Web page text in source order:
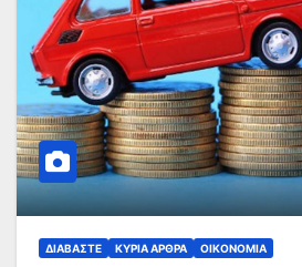
ΔΙΑΒΆΣΤΕ ΚΥΡΙΑ ΑΡΘΡΑ ΟΙΚΟΝΟΜΊΑ